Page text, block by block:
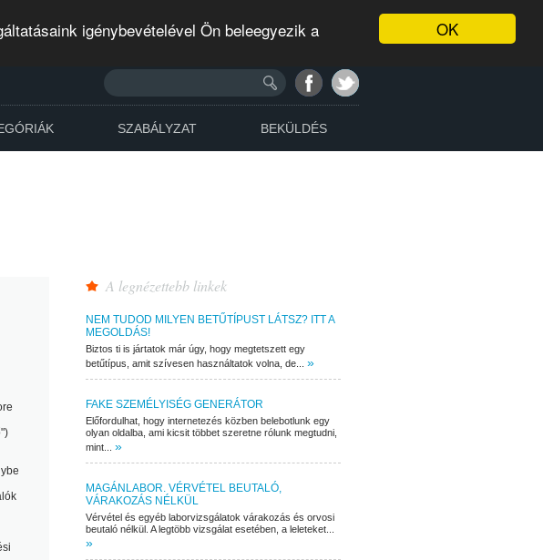
OK
igénybevételével Ön beleegyezik a
SZABÁLYZAT BEKÜLDÉS
)
A legnézettebb linkek
NEM TUDOD MILYEN BETŰTÍPUST LÁTSZ? ITT A
MEGOLDÁS!
Biztos ti is jártatok már úgy, hogy megtetszett egy
betűtípus, amit szívesen használtatok volna, de... »
FAKE SZEMÉLYISÉG GENERÁTOR
Előfordulhat, hogy internetezés közben belebotlunk egy
olyan oldalba, ami kicsit többet szeretne rólunk megtudni,
mint... »
MAGÁNLABOR. VÉRVÉTEL BEUTALÓ,
VÁRAKOZÁS NÉLKÜL
Vérvétel és egyéb laborvizsgálatok várakozás és orvosi
beutaló nélkül. A legtöbb vizsgálat esetében, a leleteket...
»